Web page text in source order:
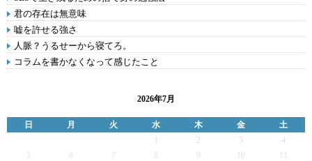
君の存在は無意味
嘘を許せる強さ
人脈？うるせーから寝てろ。
コラムを書かなくなって感じたこと
2026年7月
日 月 火 水 木 金
土
2 3
4
5
6 7 9